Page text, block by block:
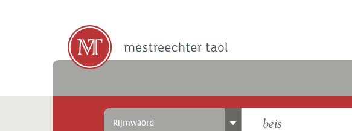
Rijmwäörd